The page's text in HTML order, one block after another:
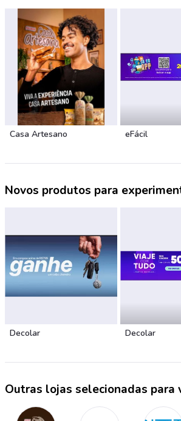
Casa Artesano eFácil
Novos produtos para
Decolar Decolar
Outras lojas selecionadas para